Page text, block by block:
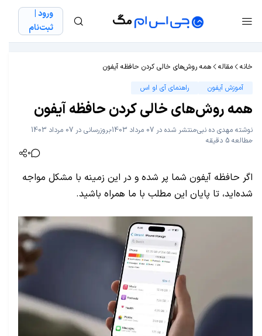
ورود |
ثبت‌نام
خانه مقاله
همه روش‌های خالی کردن حافظه آیفون
آموزش آیفون
راهنمای آی او اس
همه روش‌های خالی کردن حافظه آیفون
نوشته مهدی ده نبیمنتشر شده در 07 مرداد 1403
بروزرسانی در 07 مرداد 1403
مطالعه 5 دقیقه
0
اگر حافظه آیفون شما پر شده و در این زمینه با مشکل مواجه
شده‌اید، تا پایان این مطلب با ما همراه باشید.